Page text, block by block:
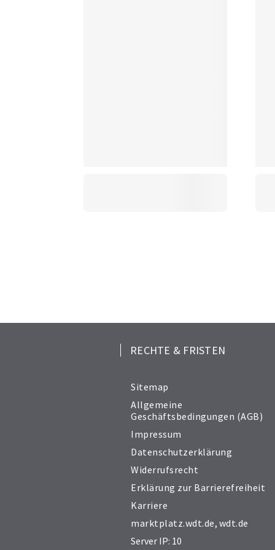
RECHTE & FRISTEN
Sitemap
Allgemeine
Geschäftsbedingungen (AGB)
Impressum
Datenschutzerklärung
Widerrufsrecht
Erklärung zur Barrierefreiheit
Karriere
marktplatz.wdt.de, wdt.de
Server IP: 10